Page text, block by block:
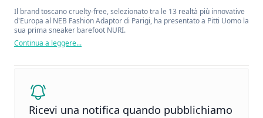
Il brand toscano cruelty-free, selezionato tra le 13 realtà più innovative
d'Europa al NEB Fashion Adaptor di Parigi, ha presentato a Pitti Uomo la
sua prima sneaker barefoot NURI.
Continua a leggere...
Ricevi una notifica quando pubblichiamo